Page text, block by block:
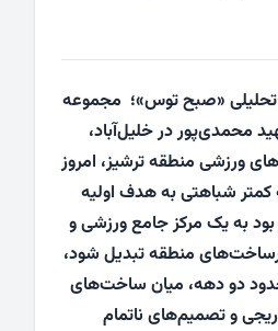
تحلیلی «صبح توس»؛ مجموعه
شهید محمدی‌پور در خلیل‌آباد،
ورزشی منطقه ترشیز، امروز
کمتر شباهتی به هدف اولیه
به یک مرکز جامع ورزشی و
منطقه تبدیل شود،
دو دهه، میان ساخت‌های
و تصمیم‌های ناتمام